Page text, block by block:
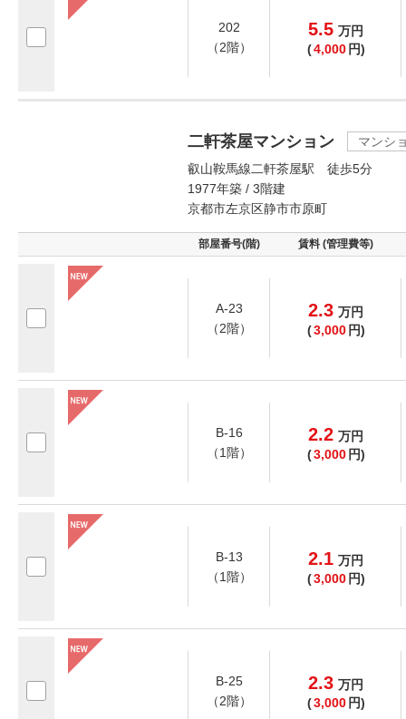
202
（2階）
5.5 万円
(4,000 円)
二軒茶屋マンション
マンシ
叡山鞍馬線二軒茶屋駅 徒歩5分
1977年築 / 3階建
京都市左京区静市市原町
部屋番号(階) 賃料 (管理費等)
A-23
（2階）
2.3 万円
(3,000 円)
B-16
（1階）
2.2 万円
(3,000 円)
B-13
（1階）
2.1 万円
(3,000 円)
B-25
（2階）
2.3 万円
(3,000 円)